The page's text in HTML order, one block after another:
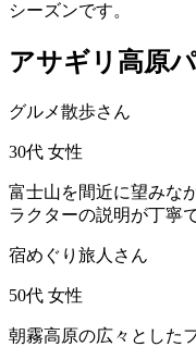
シーズンです。
アサギリ高原
グルメ散歩さん
30代 女性
富士山を間近に望みな
ラクターの説明が丁寧
宿めぐり旅人さん
50代 女性
朝霧高原の広々とした